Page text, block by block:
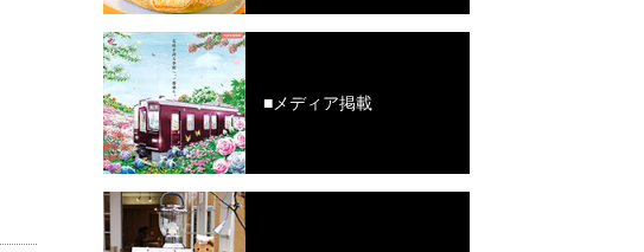
■メディア掲載